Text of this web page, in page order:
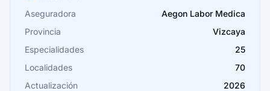
Cáceres
Cádiz
Cantabria
Castellón
Aseguradora
Aegon Labor Medica
Provincia
Vizcaya
Especialidades
25
Localidades
70
Actualización
2026